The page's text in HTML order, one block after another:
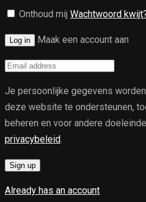
kenteken
€1999,-
Onthoud mij Wachtwoord
Log in Maak een account aan
Je persoonlijke gegevens
deze website te ondersteunen,
beheren en voor andere
privacybeleid.
Sign up
Already has an account